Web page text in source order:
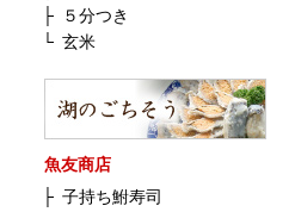
├
５分つき
└ 玄米
魚友商店
├ 子持ち鮒寿司